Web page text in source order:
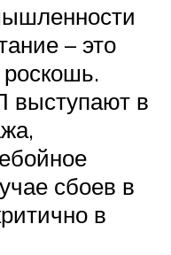
– это
в
сбоев в
в